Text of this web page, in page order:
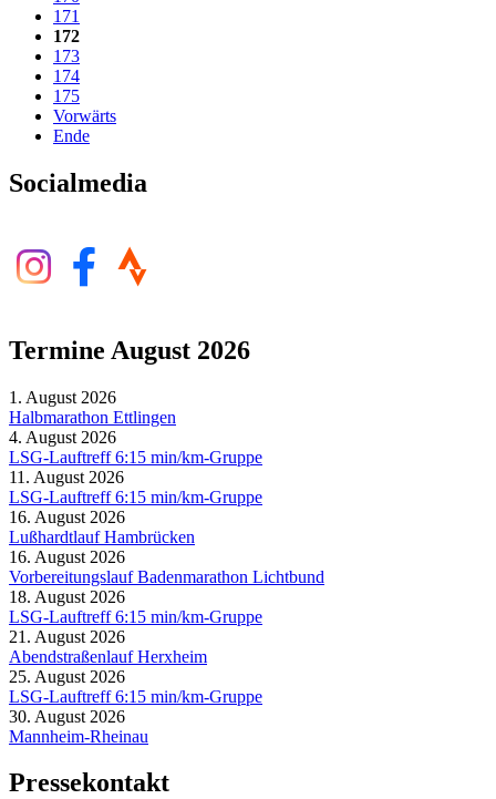
171
172
173
174
175
Vorwärts
Ende
Socialmedia
Termine August 2026
1. August 2026
Halbmarathon Ettlingen
4. August 2026
LSG-Lauftreff 6:15 min/km-Gruppe
11. August 2026
LSG-Lauftreff 6:15 min/km-Gruppe
16. August 2026
Lußhardtlauf Hambrücken
16. August 2026
Vorbereitungslauf Badenmarathon Lichtbund
18. August 2026
LSG-Lauftreff 6:15 min/km-Gruppe
21. August 2026
Abendstraßenlauf Herxheim
25. August 2026
LSG-Lauftreff 6:15 min/km-Gruppe
30. August 2026
Mannheim-Rheinau
Pressekontakt